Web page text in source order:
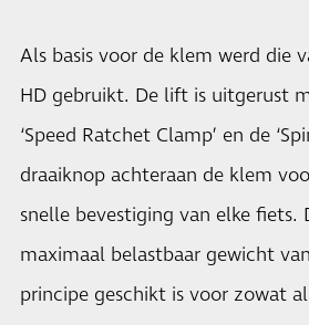
Als basis voor de klem werd die
HD gebruikt. De lift is uitgerust
‘Speed Ratchet Clamp’ en de
draaiknop achteraan de klem
snelle bevestiging van elke fiets.
maximaal belastbaar gewicht
principe geschikt is voor zowat